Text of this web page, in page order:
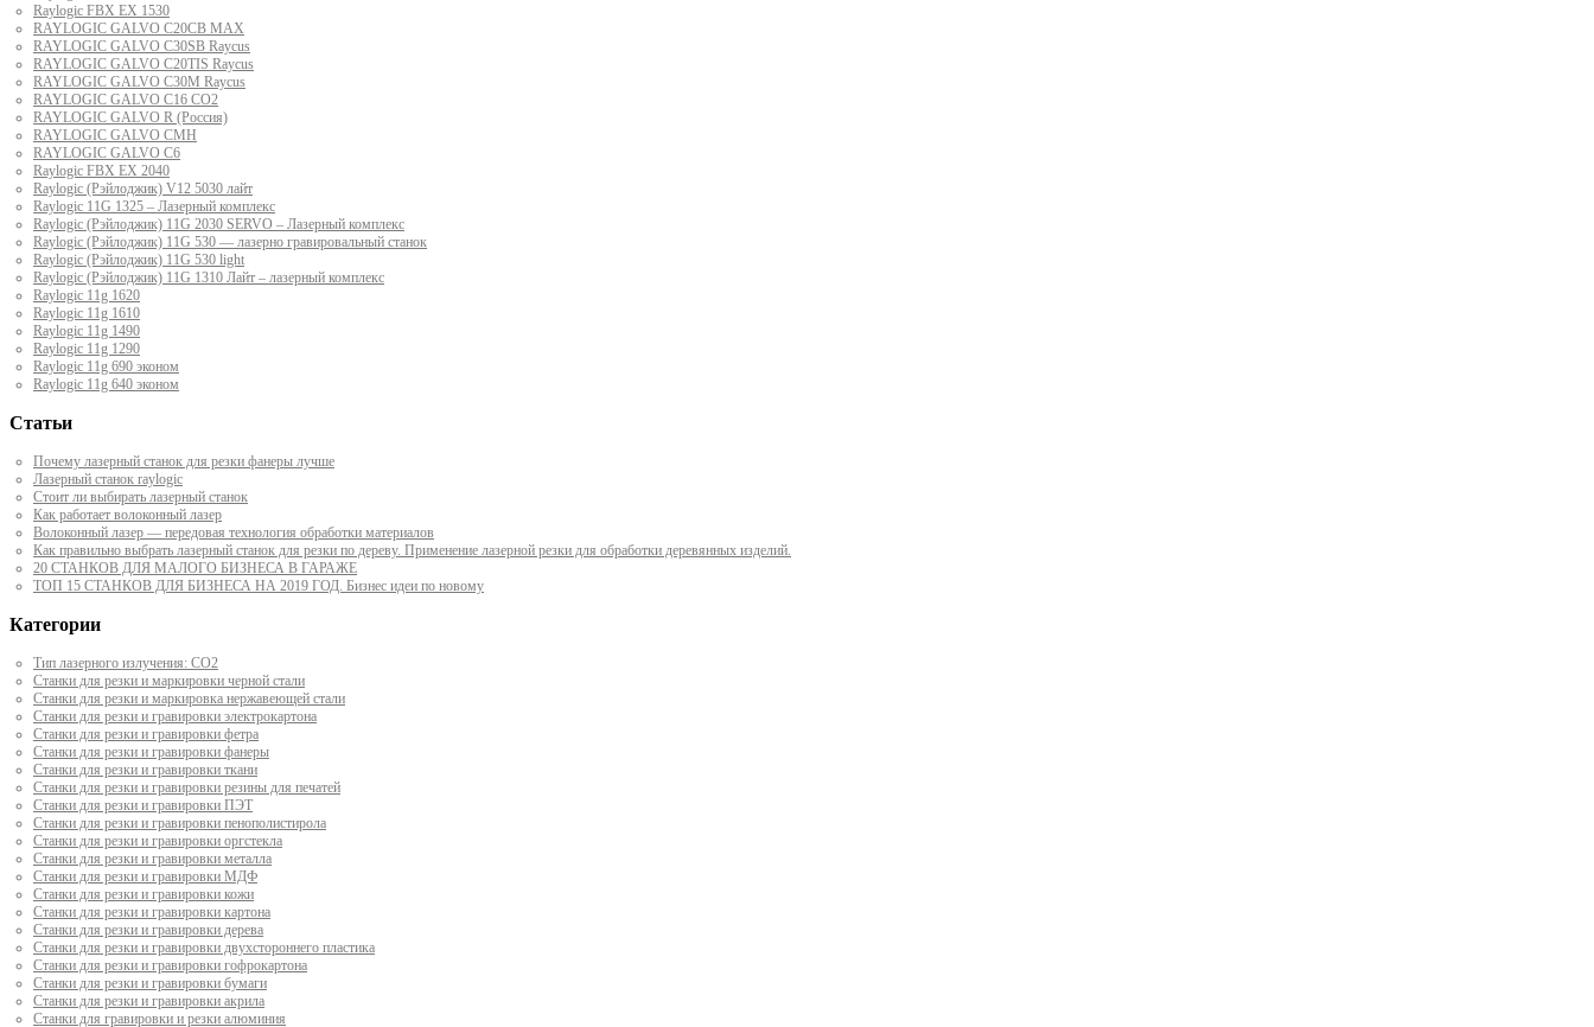
Raylogic FBX EX 1530
RAYLOGIC GALVO С20CB MAX
RAYLOGIC GALVO С30SB Raycus
RAYLOGIC GALVO C20TIS Raycus
RAYLOGIC GALVO С30M Raycus
RAYLOGIC GALVO С16 CO2
RAYLOGIC GALVO R (Россия)
RAYLOGIC GALVO CMH
RAYLOGIC GALVO С6
Raylogic FBX EX 2040
Raylogic (Рэйлоджик) V12 5030 лайт
Raylogic 11G 1325 – Лазерный комплекс
Raylogic (Рэйлоджик) 11G 2030 SERVO – Лазерный комплекс
Raylogic (Рэйлоджик) 11G 530 — лазерно гравировальный станок
Raylogic (Рэйлоджик) 11G 530 light
Raylogic (Рэйлоджик) 11G 1310 Лайт – лазерный комплекс
Raylogic 11g 1620
Raylogic 11g 1610
Raylogic 11g 1490
Raylogic 11g 1290
Raylogic 11g 690 эконом
Raylogic 11g 640 эконом
Статьи
Почему лазерный станок для резки фанеры лучше
Лазерный станок raylogic
Стоит ли выбирать лазерный станок
Как работает волоконный лазер
Волоконный лазер — передовая технология обработки материалов
Как правильно выбрать лазерный станок для резки по дереву. Применение лазерной резки для обработки деревянных изделий.
20 СТАНКОВ ДЛЯ МАЛОГО БИЗНЕСА В ГАРАЖЕ
ТОП 15 СТАНКОВ ДЛЯ БИЗНЕСА НА 2019 ГОД. Бизнес идеи по новому
Категории
Тип лазерного излучения: СО2
Станки для резки и маркировки черной стали
Станки для резки и маркировка нержавеющей стали
Станки для резки и гравировки электрокартона
Станки для резки и гравировки фетра
Станки для резки и гравировки фанеры
Станки для резки и гравировки ткани
Станки для резки и гравировки резины для печатей
Станки для резки и гравировки ПЭТ
Станки для резки и гравировки пенополистирола
Станки для резки и гравировки оргстекла
Станки для резки и гравировки металла
Станки для резки и гравировки МДФ
Станки для резки и гравировки кожи
Станки для резки и гравировки картона
Станки для резки и гравировки дерева
Станки для резки и гравировки двухстороннего пластика
Станки для резки и гравировки гофрокартона
Станки для резки и гравировки бумаги
Станки для резки и гравировки акрила
Станки для гравировки и резки алюминия